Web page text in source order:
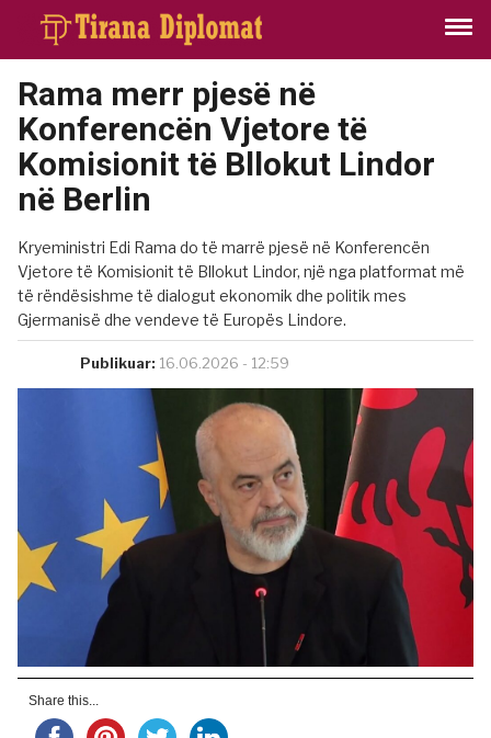
Rama merr pjesë në
Konferencën Vjetore të
Komisionit të Bllokut Lindor
në Berlin
Kryeministri Edi Rama do të marrë pjesë në Konferencën
Vjetore të Komisionit të Bllokut Lindor, një nga platformat më
të rëndësishme të dialogut ekonomik dhe politik mes
Gjermanisë dhe vendeve të Europës Lindore.
Publikuar: 16.06.2026 - 12:59
Share this...